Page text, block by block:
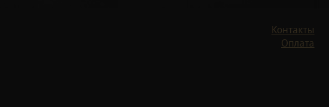
Контакты
Оплата